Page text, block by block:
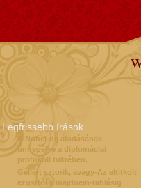
Legfrissebb írások
A Nobel-díj átadásának
ünnepélye a diplomáciai
protokoll tükrében.
Gellért sztorik, avagy-Az eltitkolt
ezüsttől a majdnem-rablásig